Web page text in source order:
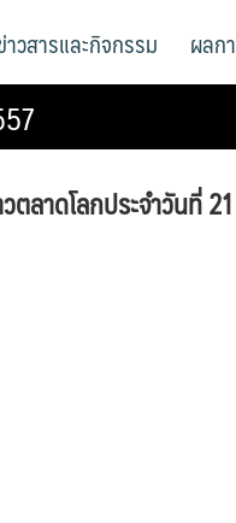
าวสารและกิจกรรม ผลก
ตลาดโลกประจำวันที่